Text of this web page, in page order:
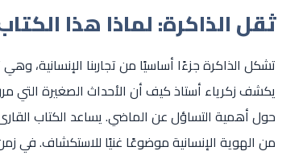
ثقل الذاكرة: لماذا هذا
تشكل الذاكرة جزءًا أساسيًا من تجاربنا الإنسانية،
يكشف زكرياء أستاذ كيف أن الأحداث الصغيرة التي
حول أهمية التساؤل عن الماضي. يساعد الكتاب القارئ
من الهوية الإنسانية موضوعًا غنيًا للاستكشاف. في